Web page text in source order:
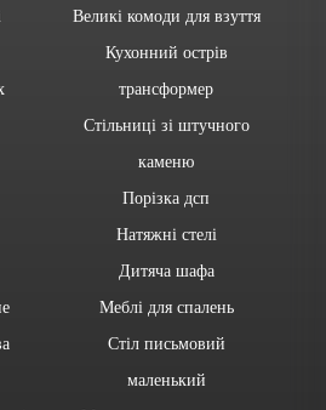
Великі комоди для взуття
Кухонний острів
трансформер
Стільниці зі штучного
каменю
Порізка дсп
Натяжні стелі
Дитяча шафа
Меблі для спалень
Стіл письмовий
маленький